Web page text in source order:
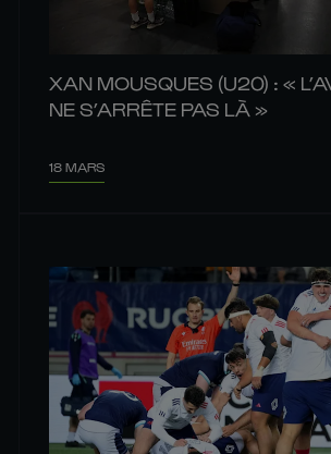
XAN MOUSQUES (U20) : «
NE S’ARRÊTE PAS LÀ »
18 MARS